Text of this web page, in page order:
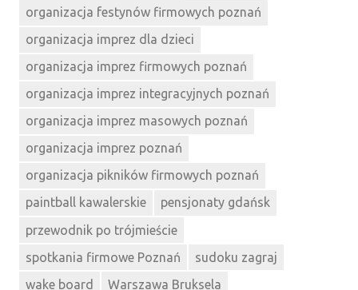
organizacja festynów firmowych poznań
organizacja imprez dla dzieci
organizacja imprez firmowych poznań
organizacja imprez integracyjnych poznań
organizacja imprez masowych poznań
organizacja imprez poznań
organizacja pikników firmowych poznań
paintball kawalerskie
pensjonaty gdańsk
przewodnik po trójmieście
spotkania firmowe Poznań
sudoku zagraj
wake board
Warszawa Bruksela